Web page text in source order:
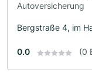
Autoversicherung
Bergstraße 4, im
0.0 (0